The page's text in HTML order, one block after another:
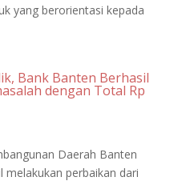
yang berorientasi kepada
Bank Banten Berhasil
dengan Total Rp
Daerah Banten
melakukan perbaikan dari